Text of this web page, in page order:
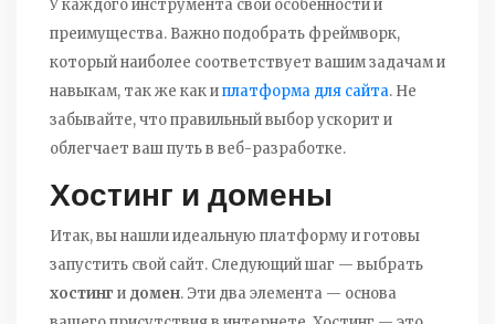
У каждого инструмента свои особенности и
преимущества. Важно подобрать фреймворк,
который наиболее соответствует вашим задачам и
навыкам, так же как иплатформа для сайта. Не
забывайте, что правильный выбор ускорит и
облегчает ваш путь в веб-разработке.
Хостинг и домены
Итак, вы нашли идеальную платформу и готовы
запустить свой сайт. Следующий шаг — выбрать
хостинг и домен. Эти два элемента — основа